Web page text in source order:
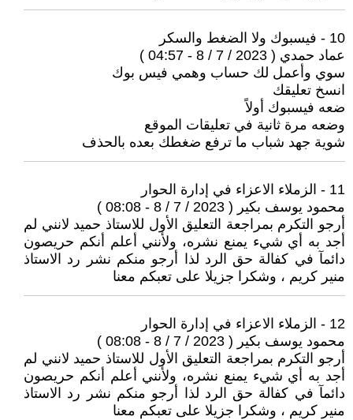
10 - فيسبوك ولا الضغط والسكر
عماد حمدي ( 2023 / 7 / 8 - 04:57 )
سوي وأعمل لك حساب وهمي فيس بوك
انسخ تعليقك
ضعه فيسبوك أولاً
وضعه مرة ثانية في تعليقات الموقع
شوية جهد شباب ما ترفع ضغطك بعده بالحذف
11 - الزملاء الاعزاء في إدارة الحوار
محمود يوسف بكير ( 2023 / 7 / 8 - 08:08 )
أرجو التكرم بمراجعة التعليق الأول للاستاذ حميد لانني لم
أجد به أي شيء يمنع نشره، ولأنني أعلم أنكم حريصون
دائمآ في كفالة حق الرد لذا أرجو منكم نشر رد الاستاذ
منير كريم ، وشكرا جزيلا على تعبكم معنا
12 - الزملاء الاعزاء في إدارة الحوار
محمود يوسف بكير ( 2023 / 7 / 8 - 08:08 )
أرجو التكرم بمراجعة التعليق الأول للاستاذ حميد لانني لم
أجد به أي شيء يمنع نشره، ولأنني أعلم أنكم حريصون
دائمآ في كفالة حق الرد لذا أرجو منكم نشر رد الاستاذ
منير كريم ، وشكرا جزيلا على تعبكم معنا